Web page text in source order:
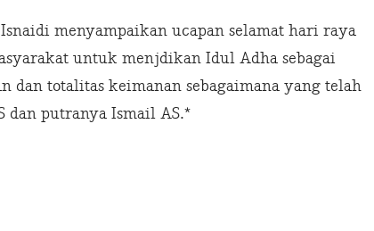
menyampaikan ucapan selamat hari raya
untuk menjdikan Idul Adha sebagai
dan totalitas keimanan sebagaimana yang telah
dan putranya Ismail AS.*